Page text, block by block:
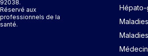
92038.
Réservé aux
professionnels de la
santé.